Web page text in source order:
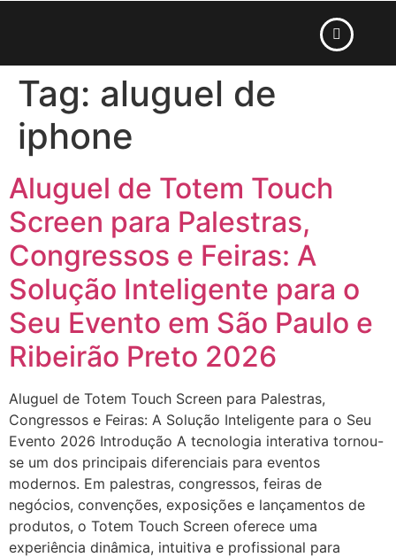
Tag: aluguel de
iphone
Aluguel de Totem Touch
Screen para Palestras,
Congressos e Feiras: A
Solução Inteligente para o
Seu Evento em São Paulo e
Ribeirão Preto 2026
Aluguel de Totem Touch Screen para Palestras,
Congressos e Feiras: A Solução Inteligente para o Seu
Evento 2026 Introdução A tecnologia interativa tornou-
se um dos principais diferenciais para eventos
modernos. Em palestras, congressos, feiras de
negócios, convenções, exposições e lançamentos de
produtos, o Totem Touch Screen oferece uma
experiência dinâmica, intuitiva e profissional para